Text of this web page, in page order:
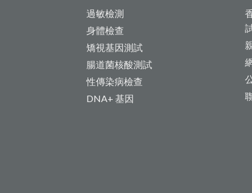
過敏檢測
身體檢查
矯視基因測試
腸道菌核酸測試
性傳染病檢查
DNA+ 基因